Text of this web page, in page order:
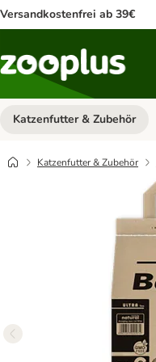
Versandkostenfrei ab 39€
Katzenfutter & Zubehör
Katzenfutter & Zubehör